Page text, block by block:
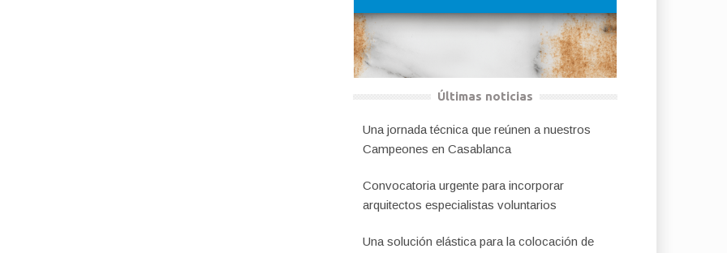
Últimas noticias
Una jornada técnica que reúnen a nuestros
Campeones en Casablanca
Convocatoria urgente para incorporar
arquitectos especialistas voluntarios
Una solución elástica para la colocación de